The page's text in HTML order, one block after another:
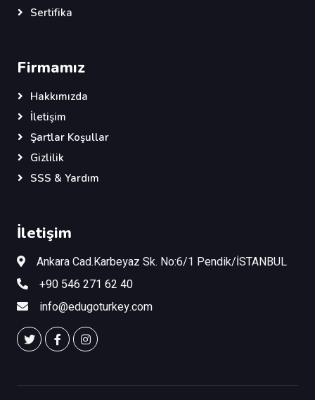
Sertifika
Firmamız
Hakkımızda
İletişim
Şartlar Koşullar
Gizlilik
SSS & Yardım
İletişim
Ankara Cad.Karbeyaz Sk. No:6/1 Pendik/İSTANBUL
+90 546 271 62 40
info@edugoturkey.com